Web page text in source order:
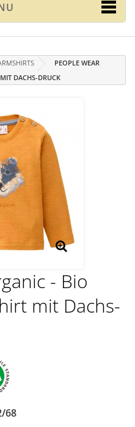
PEOPLE WEAR
DACHS-DRUCK
- Bio
mit Dachs-
68